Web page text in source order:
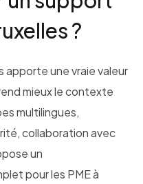
?
apporte une vraie valeur
mieux le contexte
multilingues,
collaboration avec
un
pour les PME à